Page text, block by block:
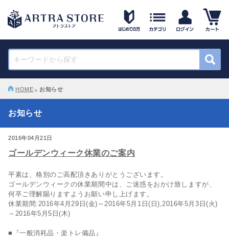
HOME お知らせ
お知らせ
2016年04月21日
ゴールデンウィーク休業のご案内
平素は、格別のご高配頂きありがとうございます。
ゴールデンウィークの休業期間中は、ご迷惑をおかけ致しますが、
何卒ご理解賜りますようお願い申し上げます。
休業期間:2016年4月29日(金)～2016年5月1日(日),2016年5月3日(火)
～2016年5月5日(木)
■『一般消耗品・楽トレ備品』